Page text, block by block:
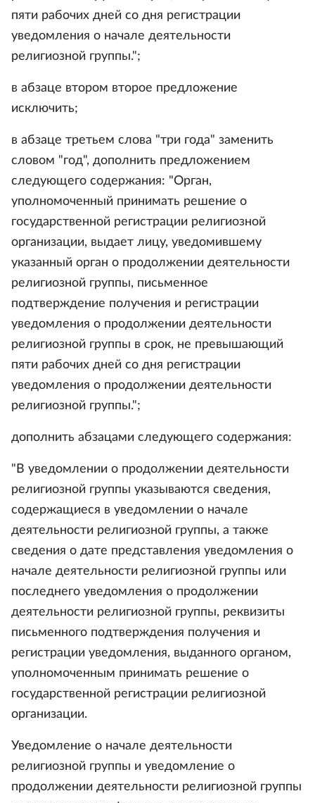
пяти рабочих дней со дня регистрации
уведомления о начале деятельности
религиозной группы.";
в абзаце втором второе предложение
исключить;
в абзаце третьем слова "три года" заменить
словом "год", дополнить предложением
следующего содержания: "Орган,
уполномоченный принимать решение о
государственной регистрации религиозной
организации, выдает лицу, уведомившему
указанный орган о продолжении деятельности
религиозной группы, письменное
подтверждение получения и регистрации
уведомления о продолжении деятельности
религиозной группы в срок, не превышающий
пяти рабочих дней со дня регистрации
уведомления о продолжении деятельности
религиозной группы.";
дополнить абзацами следующего содержания:
"В уведомлении о продолжении деятельности
религиозной группы указываются сведения,
содержащиеся в уведомлении о начале
деятельности религиозной группы, а также
сведения о дате представления уведомления о
начале деятельности религиозной группы или
последнего уведомления о продолжении
деятельности религиозной группы, реквизиты
письменного подтверждения получения и
регистрации уведомления, выданного органом,
уполномоченным принимать решение о
государственной регистрации религиозной
организации.
Уведомление о начале деятельности
религиозной группы и уведомление о
продолжении деятельности религиозной группы